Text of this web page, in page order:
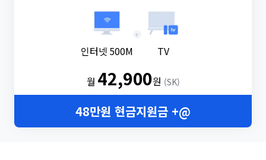
인터넷 500M
+
TV
월 42,900원 (SK)
48만원 현금지원금 +@